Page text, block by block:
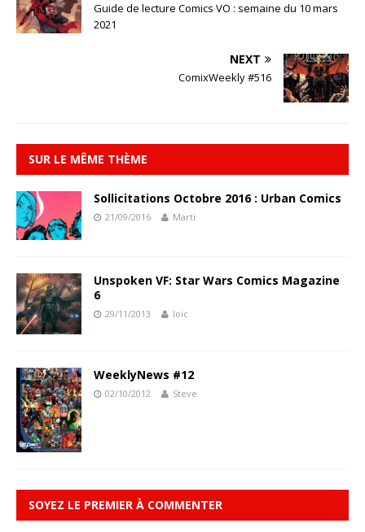
Guide de lecture Comics VO : semaine du 10 mars
2021
NEXT
ComixWeekly #516
SUR LE MÊME THÈME
Sollicitations Octobre 2016 : Urban Comics
21/09/2016 Marti
Unspoken VF: Star Wars Comics Magazine
6
29/11/2013 loic
WeeklyNews #12
02/10/2012 Steve
SOYEZ LE PREMIER À COMMENTER